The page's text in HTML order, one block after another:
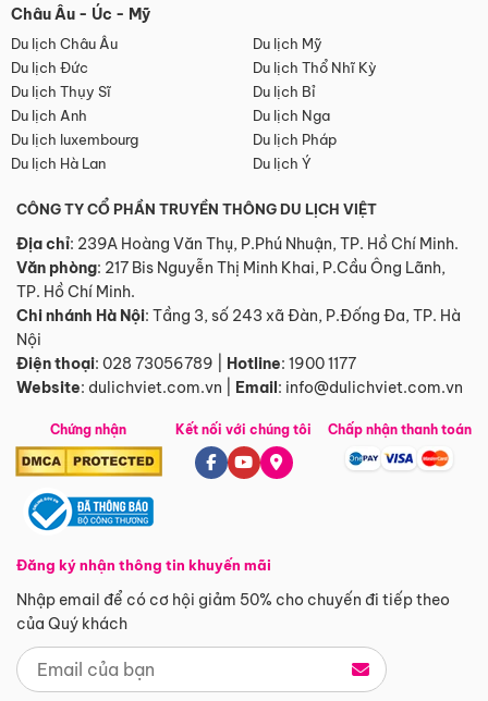
Châu Âu - Úc - Mỹ
Du lịch Châu Âu
Du lịch Mỹ
Du lịch Đức
Du lịch Thổ Nhĩ Kỳ
Du lịch Thụy Sĩ
Du lịch Bỉ
Du lịch Anh
Du lịch Nga
Du lịch luxembourg
Du lịch Pháp
Du lịch Hà Lan
Du lịch Ý
CÔNG TY CỔ PHẦN TRUYỀN THÔNG DU LỊCH VIỆT
Địa chỉ: 239A Hoàng Văn Thụ, P.Phú Nhuận, TP. Hồ Chí Minh.
Văn phòng: 217 Bis Nguyễn Thị Minh Khai, P.Cầu Ông Lãnh,
TP. Hồ Chí Minh.
Chi nhánh Hà Nội: Tầng 3, số 243 xã Đàn, P.Đống Đa, TP. Hà
Nội
Điện thoại: 028 73056789 Hotline: 1900 1177
Website: dulichviet.com.vn Email: info@dulichviet.com.vn
Chứng nhận
Đăng ký nhận thông tin khuyến mãi
Nhập email để có cơ hội giảm 50% cho chuyến đi tiếp theo
của Quý khách
Kết nối với chúng tôi Chấp nhận thanh toán